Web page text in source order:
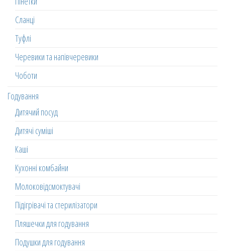
Сланці
Туфлі
Черевики та напівчеревики
Чоботи
Годування
Дитячий посуд
Дитячі суміші
Каші
Кухонні комбайни
Молоковідсмоктувачі
Підігрівачі та стерилізатори
Пляшечки для годування
Подушки для годування